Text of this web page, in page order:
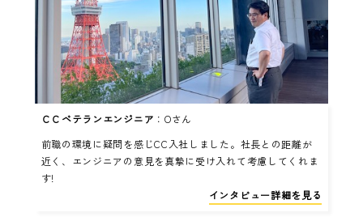
ＣＣベテランエンジニア ：Oさん
前職の環境に疑問を感じCC入社しました。社長との距離が
近く、エンジニアの意見を真摯に受け入れて考慮してくれま
す!
インタビュー詳細を見る